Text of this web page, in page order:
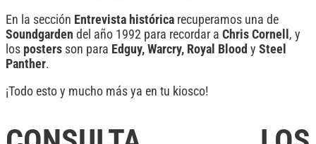
En la sección Entrevista histórica recuperamos una de
Soundgarden del año 1992 para recordar a Chris Cornell , y
los posters son para Edguy, Warcry, Royal Blood y Steel
Panther.
¡Todo esto y mucho más ya en tu kiosco!